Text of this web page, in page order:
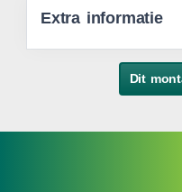
Extra informatie
Dit